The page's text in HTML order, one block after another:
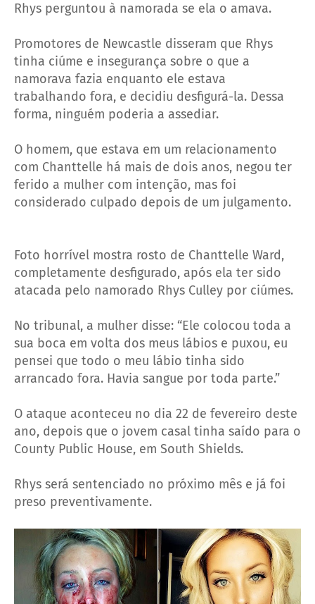
Rhys perguntou à namorada se ela o amava.
Promotores de Newcastle disseram que Rhys
tinha ciúme e insegurança sobre o que a
namorava fazia enquanto ele estava
trabalhando fora, e decidiu desfigurá-la. Dessa
forma, ninguém poderia a assediar.
O homem, que estava em um relacionamento
com Chanttelle há mais de dois anos, negou ter
ferido a mulher com intenção, mas foi
considerado culpado depois de um julgamento.
Foto horrível mostra rosto de Chanttelle Ward,
completamente desfigurado, após ela ter sido
atacada pelo namorado Rhys Culley por ciúmes.
No tribunal, a mulher disse: “Ele colocou toda a
sua boca em volta dos meus lábios e puxou, eu
pensei que todo o meu lábio tinha sido
arrancado fora. Havia sangue por toda parte.”
O ataque aconteceu no dia 22 de fevereiro deste
ano, depois que o jovem casal tinha saído para o
County Public House, em South Shields.
Rhys será sentenciado no próximo mês e já foi
preso preventivamente.